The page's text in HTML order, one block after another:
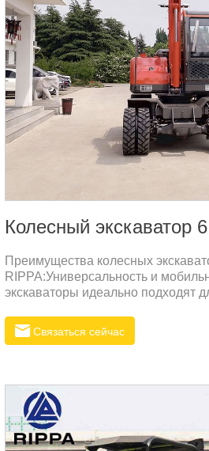
Колесный экскаватор
Преимущества колесных
RIPPA:Универсальность и
экскаваторы идеально подходят
маневренность и быстрая
объектами.Экономия времени и
затраты на перевозку и
производительность.Доступная
поставкам от производителя и
производственных процессов,
Связаться сейчас